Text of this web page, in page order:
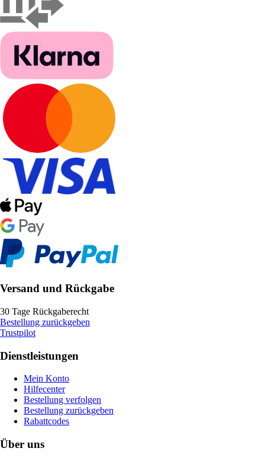
Versand und Rückgabe
30 Tage Rückgaberecht
Bestellung zurückgeben
Trustpilot
Dienstleistungen
Mein Konto
Hilfecenter
Bestellung verfolgen
Bestellung zurückgeben
Rabattcodes
Über uns